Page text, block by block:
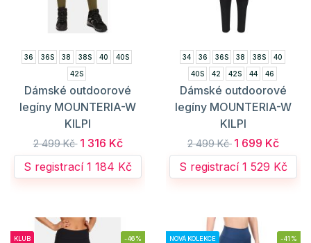
36 36S 38 38S 40
40S
42S
Dámské outdoorové
legíny MOUNTERIA-W
KILPI
2 499 Kč 1 316 Kč
S registrací 1 184 Kč
34 36 36S 38 38S
40
40S
42 42S 44 46
Dámské outdoorové
legíny MOUNTERIA-W
KILPI
2 499 Kč 1 699 Kč
S registrací 1 529 Kč
KLUB -46% NOVÁ KOLEKCE -41%